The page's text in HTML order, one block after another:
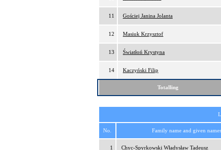
11 Gościej Janina Jolanta
12 Masiuk Krzysztof
13 Światłoń Krystyna
14 Kaczyński Filip
Totalling
No. Family name and given names
1 Chyc-Spyrkowski Władysław Tadeusz